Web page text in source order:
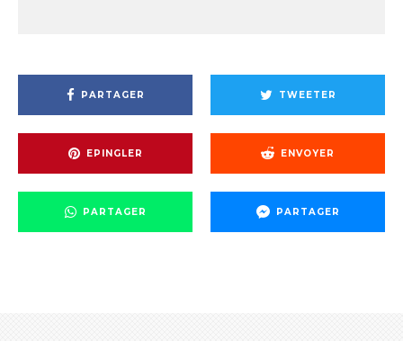
PARTAGER TWEETER
EPINGLER ENVOYER
PARTAGER PARTAGER